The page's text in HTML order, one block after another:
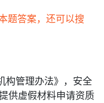
题答案，还可以搜
构管理办法》，安全
供虚假材料申请资质